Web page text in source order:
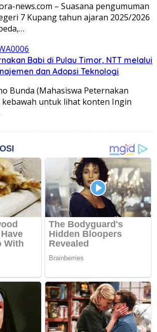
news.com – Suasana pengumuman
7 Kupang tahun ajaran 2025/2026
Babi di Pulau Timor, NTT melalui
dan Adopsi Teknologi
Bunda (Mahasiswa Peternakan
kebawah untuk lihat konten Ingin